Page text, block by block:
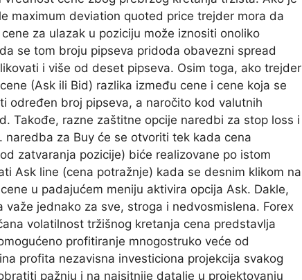
maximum deviation quoted price trejder mora da
za ulazak u poziciju može iznositi onoliko
se tom broju pipseva pridoda obavezni spread
i više od deset pipseva. Osim toga, ako trejder
(Ask ili Bid) razlika između cene i cene koja se
određen broj pipseva, a naročito kod valutnih
Takođe, razne zaštitne opcije naredbi za stop loss i
za Buy će se otvoriti tek kada cena
zatvaranja pozicije) biće realizovane po istom
Ask line (cena potražnje) kada se desnim klikom na
u padajućem meniju aktivira opcija Ask. Dakle,
jednako za sve, stroga i nedvosmislena. Forex
volatilnost tržišnog kretanja cena predstavlja
profitiranje mnogostruko veće od
profita nezavisna investiciona projekcija svakog
pažnju i na najsitnije datalje u projektovanju